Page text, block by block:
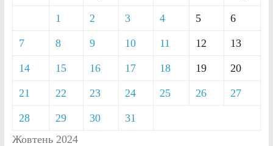
Жовтень 2024
1 2 3 4 5 6
7 8 9 10 11 12 13
14 15 16 17 18 19 20
21 22 23 24 25 26 27
28 29 30 31